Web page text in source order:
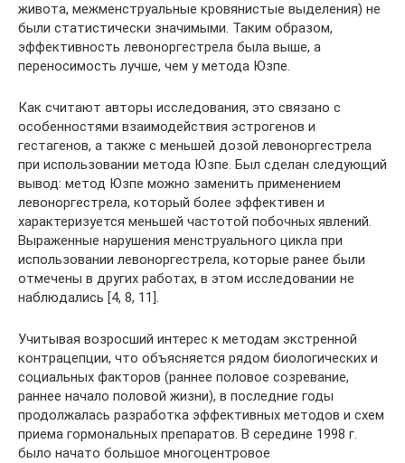
живота, межменструальные кровянистые выделения) не
были статистически значимыми. Таким образом,
эффективность левоноргестрела была выше, а
переносимость лучше, чем у метода Юзпе.
Как считают авторы исследования, это связано с
особенностями взаимодействия эстрогенов и
гестагенов, а также с меньшей дозой левоноргестрела
при использовании метода Юзпе. Был сделан следующий
вывод: метод Юзпе можно заменить применением
левоноргестрела, который более эффективен и
характеризуется меньшей частотой побочных явлений.
Выраженные нарушения менструального цикла при
использовании левоноргестрела, которые ранее были
отмечены в других работах, в этом исследовании не
наблюдались [4, 8, 11].
Учитывая возросший интерес к методам экстренной
контрацепции, что объясняется рядом биологических и
социальных факторов (раннее половое созревание,
раннее начало половой жизни), в последние годы
продолжалась разработка эффективных методов и схем
приема гормональных препаратов. В середине 1998 г.
было начато большое многоцентровое